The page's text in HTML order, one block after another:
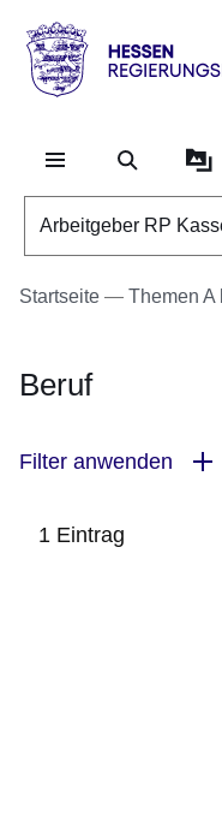
Hessen
RP
Arbeitgeber RP
Startseite Themen A
Beruf
Filter anwenden
1 Eintrag